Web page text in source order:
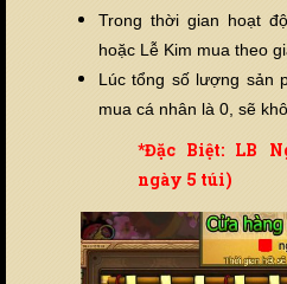
Trong thời gian hoạt
hoặc Lễ Kim mua theo
Lúc tổng số lượng sản
mua cá nhân là 0, sẽ
*Đặc Biệt: LB
ngày 5 túi)